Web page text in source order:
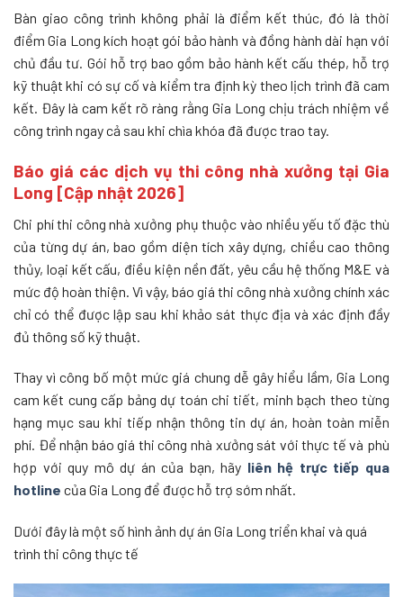
Bàn giao công trình không phải là điểm kết thúc, đó là thời
điểm Gia Long kích hoạt gói bảo hành và đồng hành dài hạn với
chủ đầu tư. Gói hỗ trợ bao gồm bảo hành kết cấu thép, hỗ trợ
kỹ thuật khi có sự cố và kiểm tra định kỳ theo lịch trình đã cam
kết. Đây là cam kết rõ ràng rằng Gia Long chịu trách nhiệm về
công trình ngay cả sau khi chìa khóa đã được trao tay.
Báo giá các dịch vụ thi công nhà xưởng tại Gia
Long [Cập nhật 2026]
Chi phí thi công nhà xưởng phụ thuộc vào nhiều yếu tố đặc thù
của từng dự án, bao gồm diện tích xây dựng, chiều cao thông
thủy, loại kết cấu, điều kiện nền đất, yêu cầu hệ thống M&E và
mức độ hoàn thiện. Vì vậy, báo giá thi công nhà xưởng chính xác
chỉ có thể được lập sau khi khảo sát thực địa và xác định đầy
đủ thông số kỹ thuật.
Thay vì công bố một mức giá chung dễ gây hiểu lầm, Gia Long
cam kết cung cấp bảng dự toán chi tiết, minh bạch theo từng
hạng mục sau khi tiếp nhận thông tin dự án, hoàn toàn miễn
phí. Để nhận báo giá thi công nhà xưởng sát với thực tế và phù
hợp với quy mô dự án của bạn, hãy liên hệ trực tiếp qua
hotline của Gia Long để được hỗ trợ sớm nhất.
Dưới đây là một số hình ảnh dự án Gia Long triển khai và quá
trình thi công thực tế